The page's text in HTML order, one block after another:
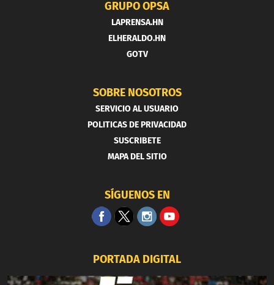
GRUPO OPSA
LAPRENSA.HN
ELHERALDO.HN
GOTV
SOBRE NOSOTROS
SERVICIO AL USUARIO
POLITICAS DE PRIVACIDAD
SUSCRIBETE
MAPA DEL SITIO
SÍGUENOS EN
PORTADA DIGITAL